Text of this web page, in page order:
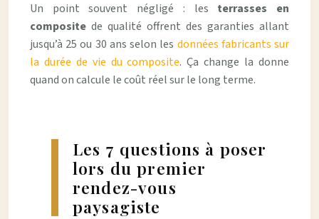
Un point souvent négligé : les terrasses en
composite de qualité offrent des garanties allant
jusqu’à 25 ou 30 ans selon les données fabricants sur
la durée de vie du composite. Ça change la donne
quand on calcule le coût réel sur le long terme.
Les 7 questions à poser
lors du premier
rendez-vous
paysagiste